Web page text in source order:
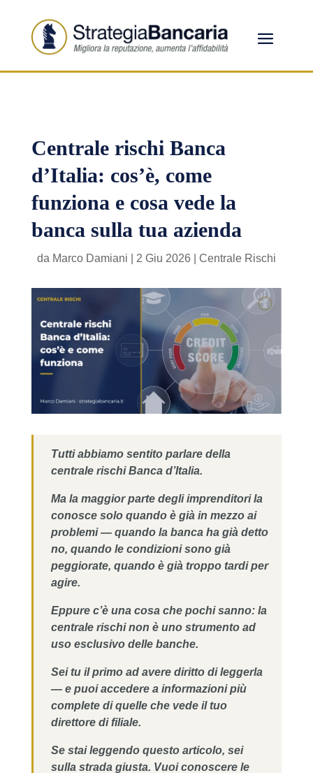
Centrale rischi Banca
d’Italia: cos’è, come
funziona e cosa vede la
banca sulla tua azienda
da Marco Damiani 2 Giu 2026 Centrale Rischi
Tutti abbiamo sentito parlare della
centrale rischi Banca d’Italia.
Ma la maggior parte degli imprenditori la
conosce solo quando è già in mezzo ai
problemi — quando la banca ha già detto
no, quando le condizioni sono già
peggiorate, quando è già troppo tardi per
agire.
Eppure c’è una cosa che pochi sanno: la
centrale rischi non è uno strumento ad
uso esclusivo delle banche.
Sei tu il primo ad avere diritto di leggerla
— e puoi accedere a informazioni più
complete di quelle che vede il tuo
direttore di filiale.
Se stai leggendo questo articolo, sei
sulla strada giusta. Vuoi conoscere le